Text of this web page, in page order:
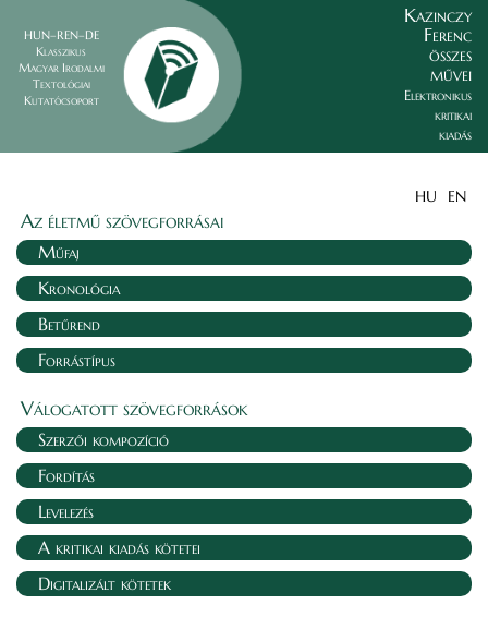
HUN–REN–DE
Klasszikus
Magyar Irodalmi
Textológiai
Kutatócsoport
Kazinczy
Ferenc
összes
művei
Elektronikus
kritikai
kiadás
HU EN
Az életmű szövegforrásai
Műfaj
Kronológia
Betűrend
Forrástípus
Válogatott szövegforrások
Szerzői kompozíció
Fordítás
Levelezés
A kritikai kiadás kötetei
Digitalizált kötetek